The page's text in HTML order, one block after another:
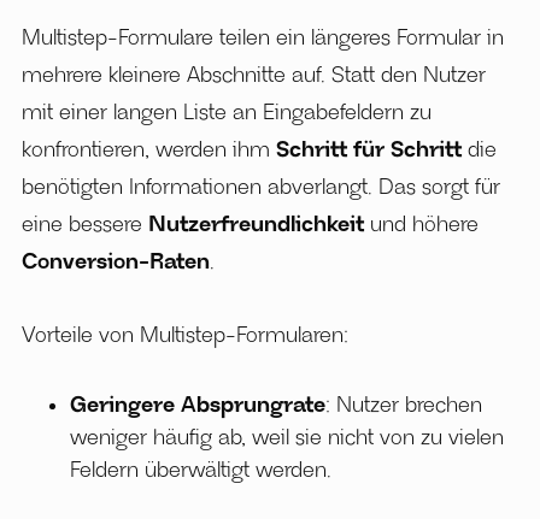
Multistep-Formulare teilen ein längeres Formular in
mehrere kleinere Abschnitte auf. Statt den Nutzer
mit einer langen Liste an Eingabefeldern zu
konfrontieren, werden ihmSchritt für Schritt die
benötigten Informationen abverlangt. Das sorgt für
eine bessere Nutzerfreundlichkeit und höhere
Conversion-Raten.
Vorteile von Multistep-Formularen:
Geringere Absprungrate: Nutzer brechen
weniger häufig ab, weil sie nicht von zu vielen
Feldern überwältigt werden.